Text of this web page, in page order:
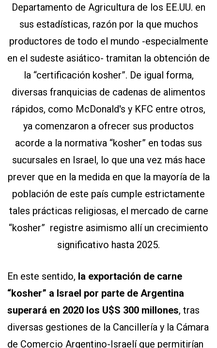
Departamento de Agricultura de los EE.UU. en
sus estadísticas, razón por la que muchos
productores de todo el mundo -especialmente
en el sudeste asiático- tramitan la obtención de
la “certificación kosher”. De igual forma,
diversas franquicias de cadenas de alimentos
rápidos, como McDonald's y KFC entre otros,
ya comenzaron a ofrecer sus productos
acorde a la normativa “kosher” en todas sus
sucursales en Israel, lo que una vez más hace
prever que en la medida en que la mayoría de la
población de este país cumple estrictamente
tales prácticas religiosas, el mercado de carne
“kosher” registre asimismo allí un crecimiento
significativo hasta 2025.
En este sentido, la exportación de carne
“kosher” a Israel por parte de Argentina
superará en 2020 los U$S 300 millones, tras
diversas gestiones de la Cancillería y la Cámara
de Comercio Argentino-Israelí que permitirían